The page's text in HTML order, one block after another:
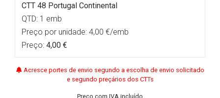
CTT 48 Portugal Continental
QTD: 1 emb
Preço por unidade: 4,00 €/emb
Preço: 4,00 €
Acresce portes de envio segundo a escolha de envio solicitado
e segundo preçários dos CTTs
Preço com IVA incluído